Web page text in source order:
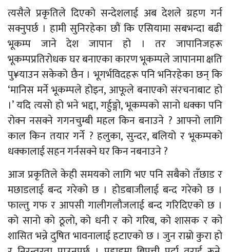
त्यसैले प्रकृतिले दिएको सन्देशलाई अब देशले ग्रहण गर्न
सक्नुपर्छ । हामी सुनिरहेका छौं कि एसियामा सबभन्दा बढी
भूकम्प जाने देश जापान हो । तर जापानिजहरू
भूकम्पप्रतिरोधक घर बनाएका कारण भूकम्पले जापानमा क्षति
पु¥याउन सकेको छैन । भूगर्भविदहरू पनि भनिरहेका छन् कि
‘मानिस मर्ने भूकम्पले होइन, आफूले बनाएको संरचनाबाट हो
।’ यदि त्यसो हो भने भद्दा, गर्हुङ्गो, भूकम्पको सानो धक्का पनि
रोक्न नसक्ने गगनचुम्बी महल किन बनाउने ? आफ्नो लागि
काल किन तयार गर्ने ? हलुका, सुन्दर, बलियो र भूकम्पको
धक्कालाई सहन गर्नसक्ने घर किन नबनाउने ?
आज प्रकृतिले केही समयको लागि भए पनि सबैको तँछाड र
मछाडलाई बन्द गरेको छ । होडबाजीलाई बन्द गरेको छ ।
फाल्तु गफ र आपसी गालीगलौजलाई बन्द गरिदिएको छ ।
को सानो को ठूलो, को धनी र को गरिब, को शासक र को
शासित भन्ने दुषित भावनालाई हटाएको छ । जुन राम्रो कुरा हो